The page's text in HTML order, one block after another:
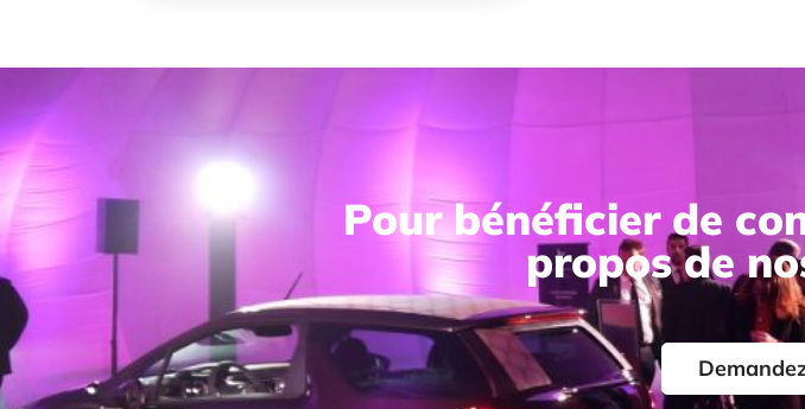
Pour bénéficier de
propos de